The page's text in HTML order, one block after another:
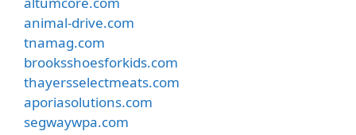
animal-drive.com
tnamag.com
brooksshoesforkids.com
thayersselectmeats.com
aporiasolutions.com
segwaywpa.com